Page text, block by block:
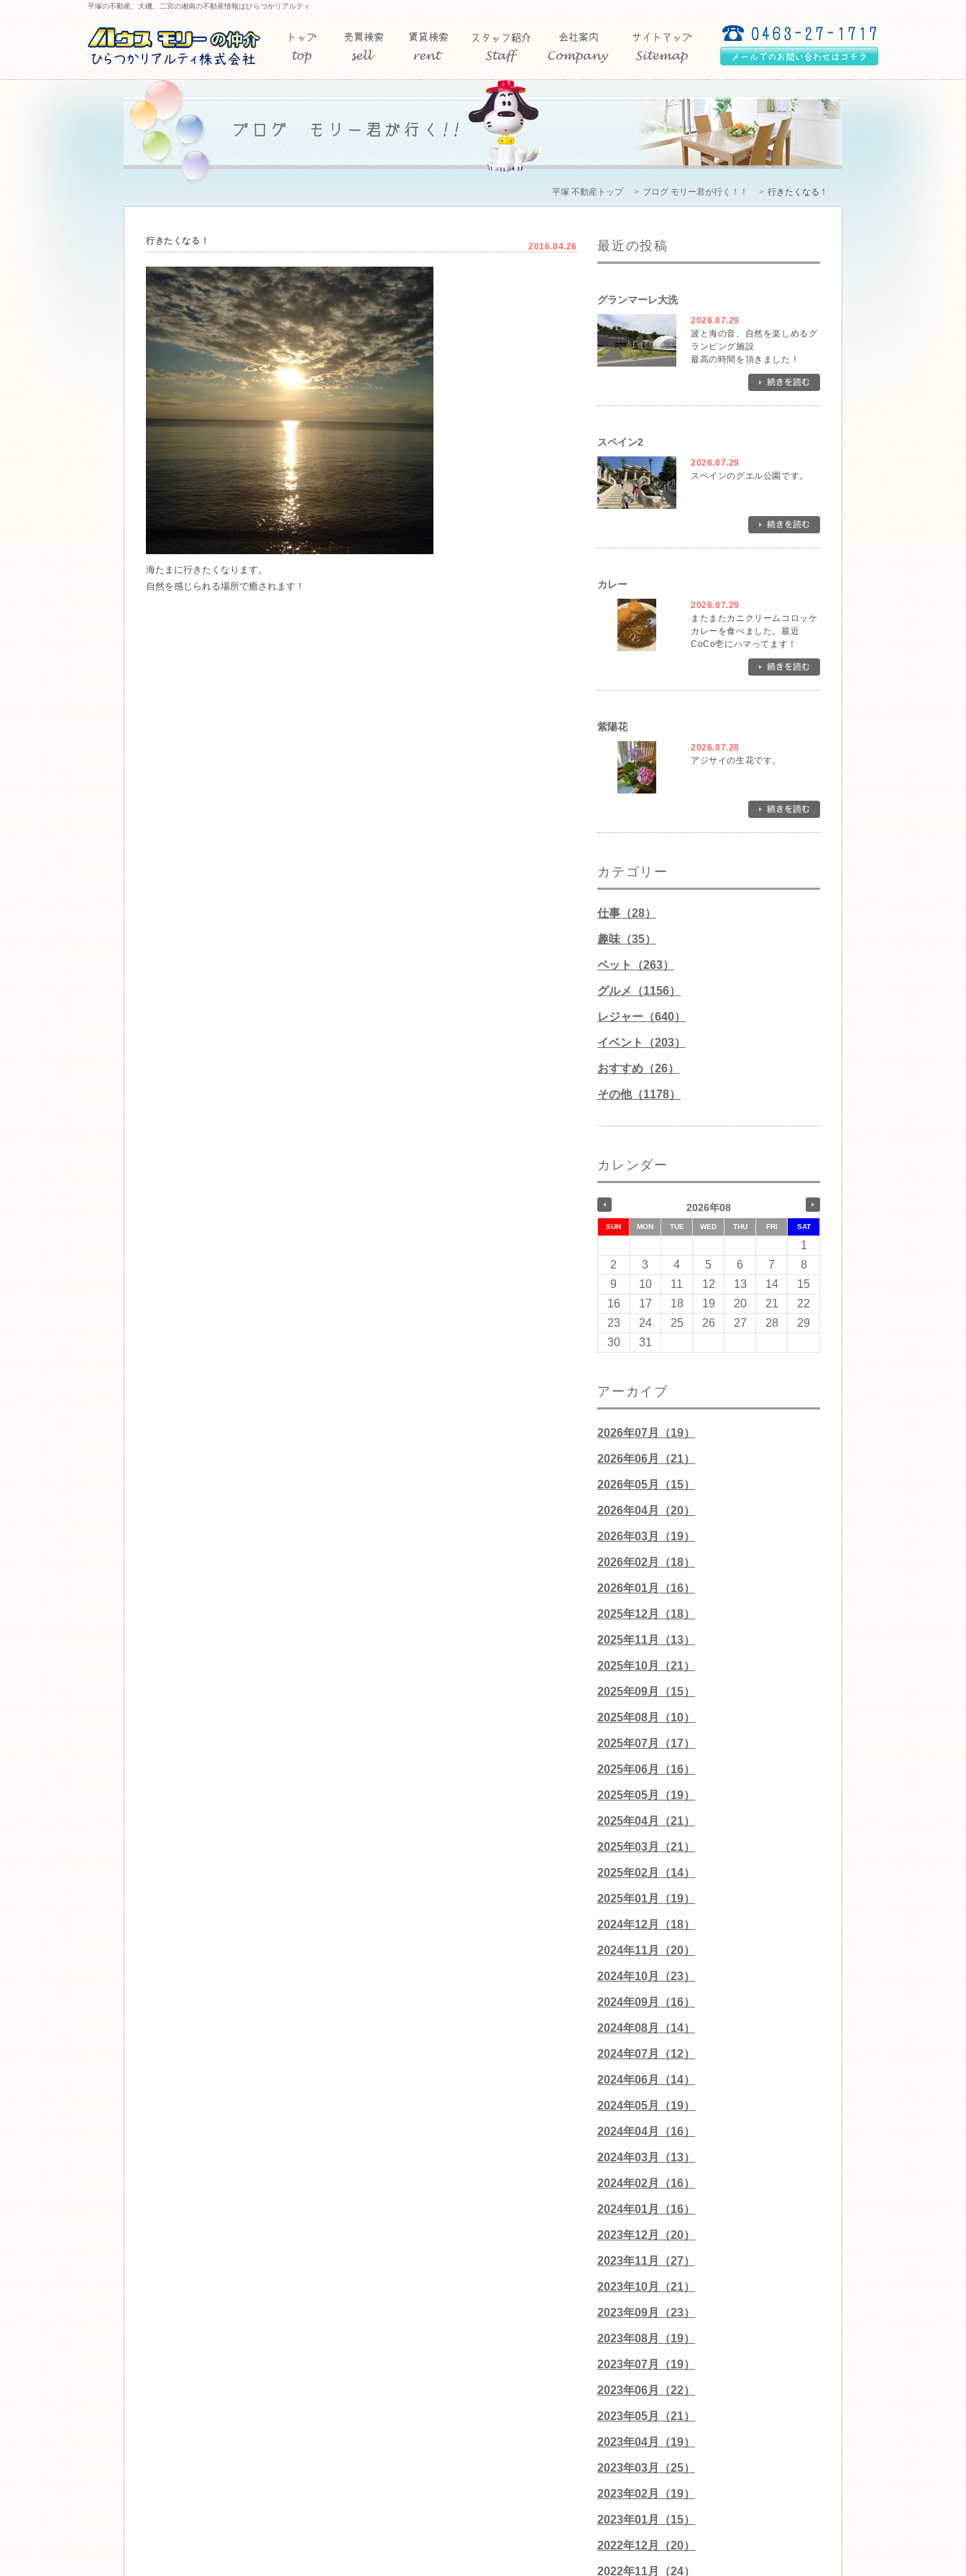
平塚の不動産、大磯、二宮の湘南の不動産情報はひらつかリアルティ
平塚 不動産トップ ブログ モリー君が行く！！ 行きたくなる！
行きたくなる！
2016.04.26
海たまに行きたくなります。
自然を感じられる場所で癒されます！
最近の投稿
グランマーレ大洗
2026.07.29
波と海の音、自然を楽しめるグ
ランピング施設
最高の時間を頂きました！
スペイン2
2026.07.29
スペインのグエル公園です。
カレー
2026.07.29
またまたカニクリームコロッケ
カレーを食べました。最近
CoCo壱にハマってます！
紫陽花
2026.07.28
アジサイの生花です。
カテゴリー
仕事（28）
趣味（35）
ペット（263）
グルメ（1156）
レジャー（640）
イベント（203）
おすすめ（26）
その他（1178）
カレンダー
2026年08
SUN MON TUE WED THU FRI SAT
1
2
3 4 5 6 7
8
9
10 11 12 13 14
15
16
17 18 19 20 21
22
23
24 25 26 27 28
29
30
31
アーカイブ
2026年07月（19）
2026年06月（21）
2026年05月（15）
2026年04月（20）
2026年03月（19）
2026年02月（18）
2026年01月（16）
2025年12月（18）
2025年11月（13）
2025年10月（21）
2025年09月（15）
2025年08月（10）
2025年07月（17）
2025年06月（16）
2025年05月（19）
2025年04月（21）
2025年03月（21）
2025年02月（14）
2025年01月（19）
2024年12月（18）
2024年11月（20）
2024年10月（23）
2024年09月（16）
2024年08月（14）
2024年07月（12）
2024年06月（14）
2024年05月（19）
2024年04月（16）
2024年03月（13）
2024年02月（16）
2024年01月（16）
2023年12月（20）
2023年11月（27）
2023年10月（21）
2023年09月（23）
2023年08月（19）
2023年07月（19）
2023年06月（22）
2023年05月（21）
2023年04月（19）
2023年03月（25）
2023年02月（19）
2023年01月（15）
2022年12月（20）
2022年11月（24）